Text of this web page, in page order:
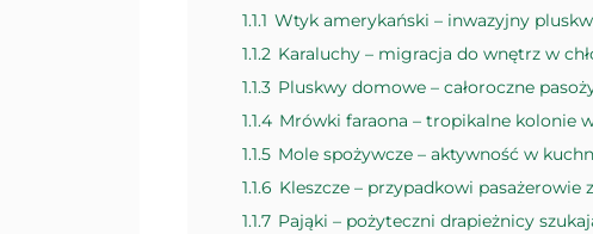
1.1.1 Wtyk amerykański – inwazyjny
1.1.2 Karaluchy – migracja do wnętrz w
1.1.3 Pluskwy domowe – całoroczne
1.1.4 Mrówki faraona – tropikalne kolonie
1.1.5 Mole spożywcze – aktywność w
1.1.6 Kleszcze – przypadkowi pasażerowie
1.1.7 Pająki – pożyteczni drapieżnicy